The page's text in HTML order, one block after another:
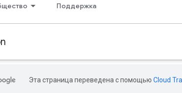
Поддержка
Эта страница переведена с помощью Cloud